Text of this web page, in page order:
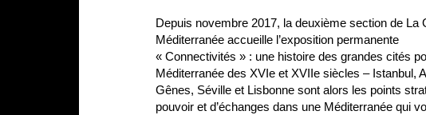
Depuis novembre 2017, la deuxième section de La
Méditerranée accueille l’exposition permanente
« Connectivités » : une histoire des grandes cités
Méditerranée des XVIe et XVIIe siècles – Istanbul,
Gênes, Séville et Lisbonne sont alors les points
pouvoir et d’échanges dans une Méditerranée qui